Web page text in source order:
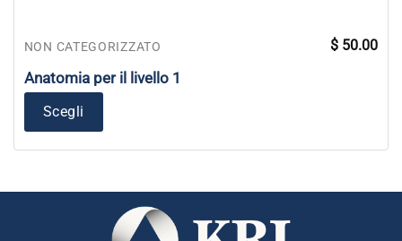
NON CATEGORIZZATO
Anatomia per il livello 1
$ 50.00
Scegli